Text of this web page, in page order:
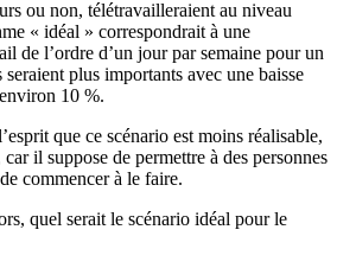
ou non, télétravailleraient au niveau
« idéal » correspondrait à une
de l’ordre d’un jour par semaine pour un
plus importants avec une baisse
10 %.
que ce scénario est moins réalisable,
il suppose de permettre à des personnes
commencer à le faire.
quel serait le scénario idéal pour le